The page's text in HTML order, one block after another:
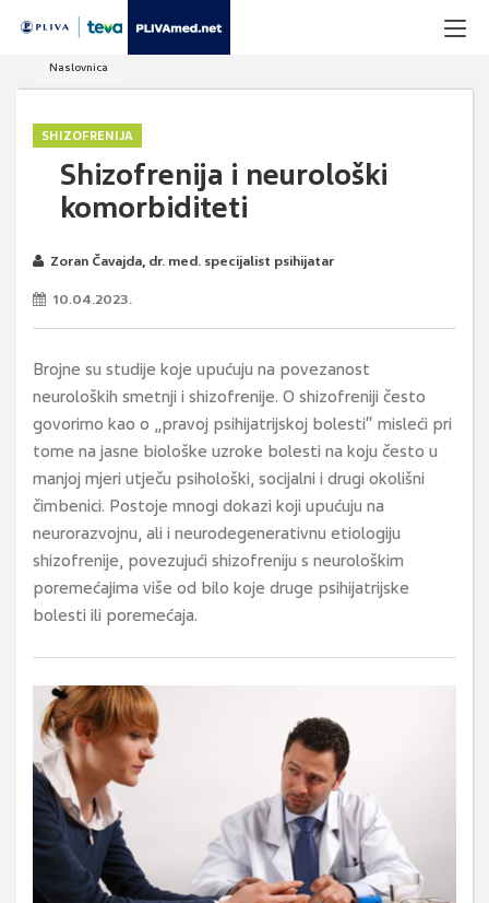
Naslovnica
SHIZOFRENIJA
Shizofrenija i neurološki
komorbiditeti
Zoran Čavajda, dr. med. specijalist psihijatar
10.04.2023.
Brojne su studije koje upućuju na povezanost
neuroloških smetnji i shizofrenije. O shizofreniji često
govorimo kao o „pravoj psihijatrijskoj bolesti“ misleći pri
tome na jasne biološke uzroke bolesti na koju često u
manjoj mjeri utječu psihološki, socijalni i drugi okolišni
čimbenici. Postoje mnogi dokazi koji upućuju na
neurorazvojnu, ali i neurodegenerativnu etiologiju
shizofrenije, povezujući shizofreniju s neurološkim
poremećajima više od bilo koje druge psihijatrijske
bolesti ili poremećaja.